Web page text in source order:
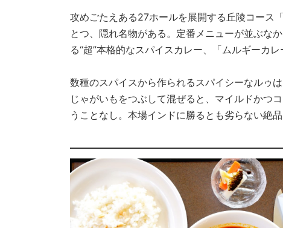
攻めごたえある27ホールを展開する丘陵コース
とつ、隠れ名物がある。定番メニューが並ぶな
る“超”本格的なスパイスカレー、「ムルギーカレ
数種のスパイスから作られるスパイシーなルゥ
じゃがいもをつぶして混ぜると、マイルドかつ
うことなし。本場インドに勝るとも劣らない絶品